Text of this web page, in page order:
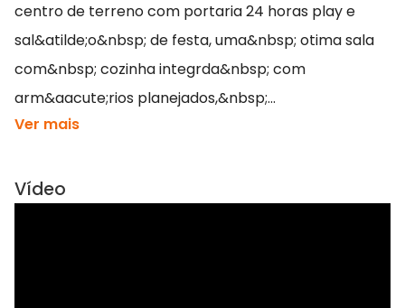
centro de terreno com portaria 24 horas play e
sal&atilde;o&nbsp; de festa, uma&nbsp; otima sala
com&nbsp; cozinha integrda&nbsp; com
arm&aacute;rios planejados,&nbsp;...
Ver mais
Vídeo